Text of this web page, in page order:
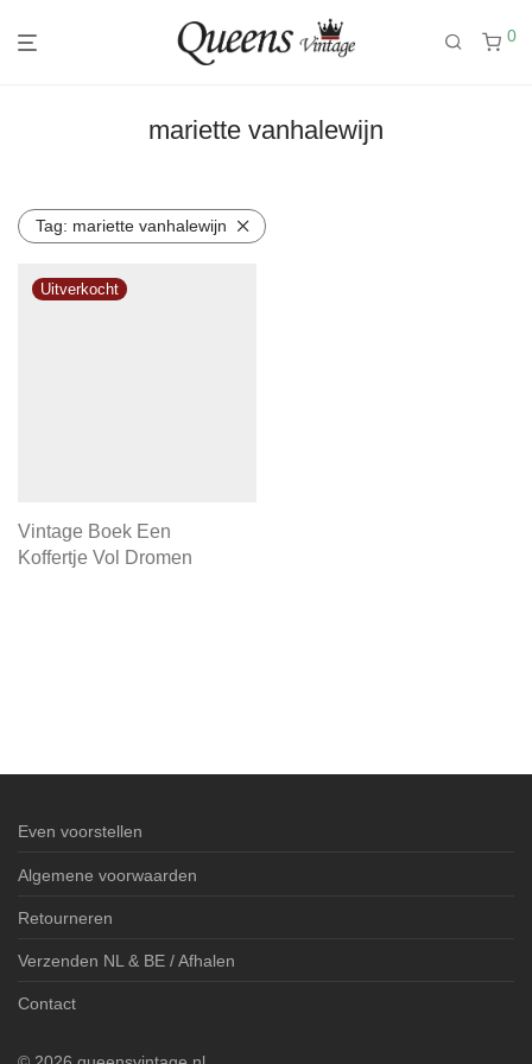
0
mariette vanhalewijn
Tag: mariette vanhalewijn
Vintage Boek Een
Koffertje Vol Dromen
Even voorstellen
Algemene voorwaarden
Retourneren
Verzenden NL & BE / Afhalen
Contact